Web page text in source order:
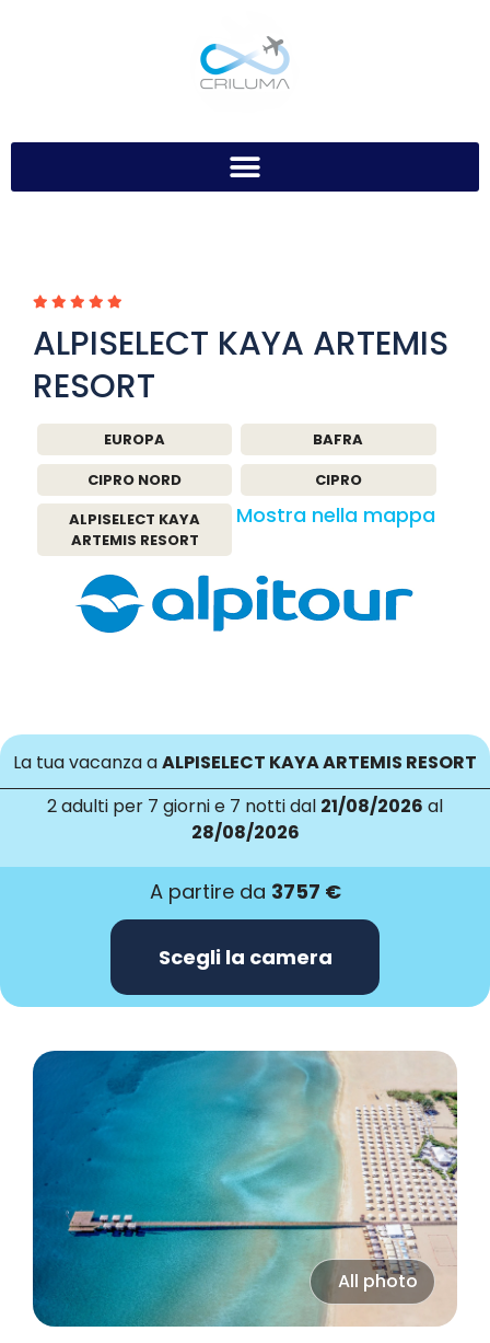
ALPISELECT KAYA ARTEMIS
RESORT
EUROPA
BAFRA
CIPRO NORD
CIPRO
ALPISELECT KAYA
ARTEMIS RESORT
Mostra nella mappa
La tua vacanza aALPISELECT KAYA ARTEMIS RESORT
2 adulti per 7 giorni e 7 notti dal 21/08/2026 al
28/08/2026
A partire da 3757 €
Scegli la camera
All photo